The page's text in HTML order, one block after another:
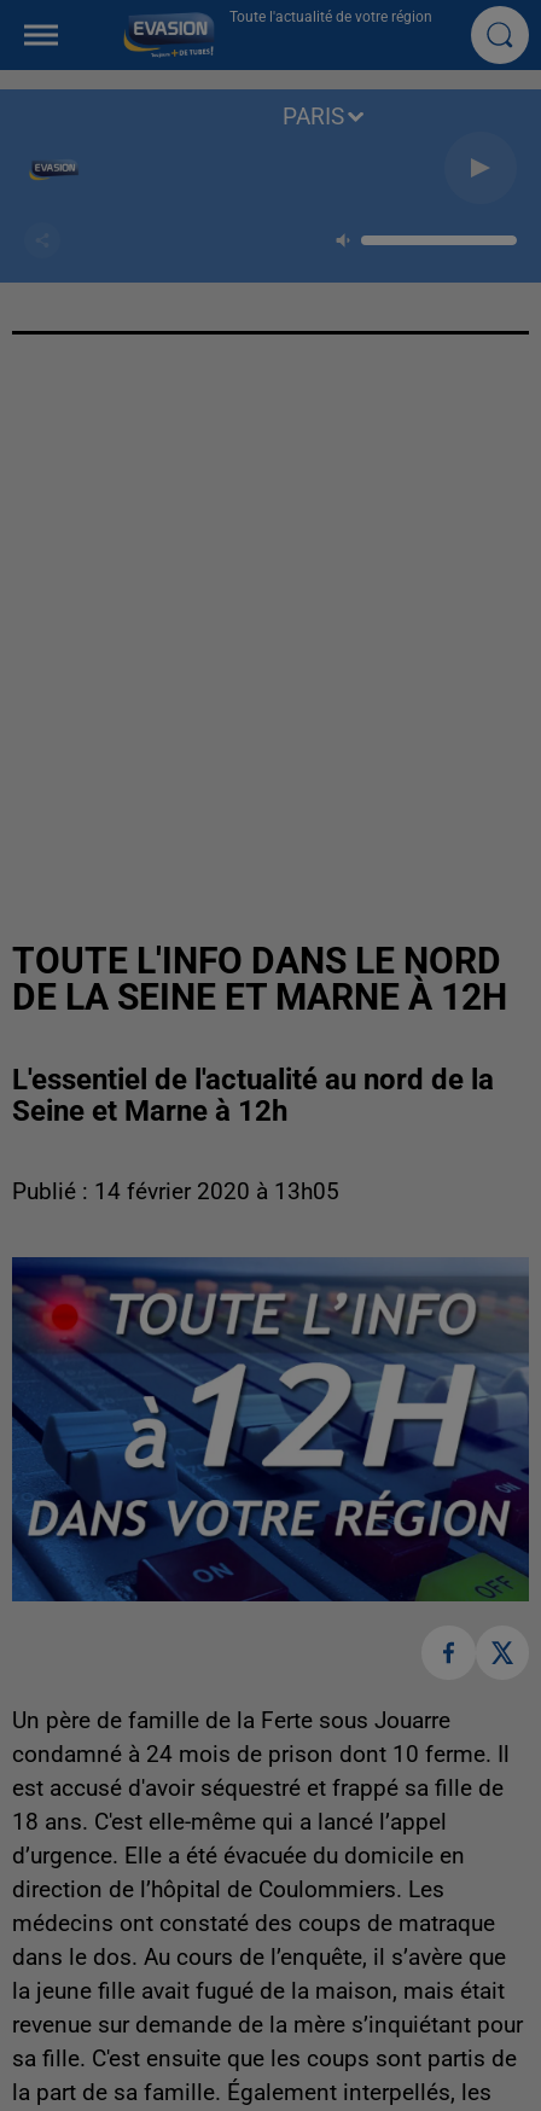
Toute l'actualité de votre région
PARIS
TOUTE L'INFO DANS LE NORD
DE LA SEINE ET MARNE À 12H
L'essentiel de l'actualité au nord de la
Seine et Marne à 12h
Publié : 14 février 2020 à 13h05
Un père de famille de la Ferte sous Jouarre
condamné à 24 mois de prison dont 10 ferme. Il
est accusé d'avoir séquestré et frappé sa fille de
18 ans. C'est elle-même qui a lancé l’appel
d’urgence. Elle a été évacuée du domicile en
direction de l’hôpital de Coulommiers. Les
médecins ont constaté des coups de matraque
dans le dos. Au cours de l’enquête, il s’avère que
la jeune fille avait fugué de la maison, mais était
revenue sur demande de la mère s’inquiétant pour
sa fille. C'est ensuite que les coups sont partis de
la part de sa famille. Également interpellés, les